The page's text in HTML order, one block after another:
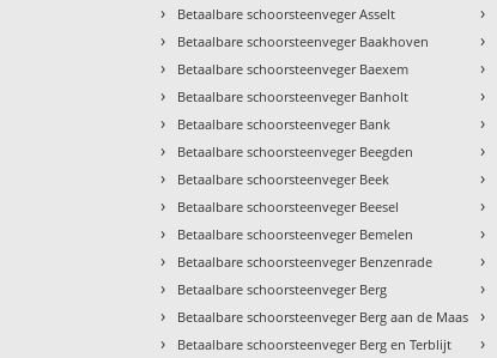
› Betaalbare schoorsteenveger Asselt
› Betaalbare schoorsteenveger Baakhoven
› Betaalbare schoorsteenveger Baexem
› Betaalbare schoorsteenveger Banholt
› Betaalbare schoorsteenveger Bank
› Betaalbare schoorsteenveger Beegden
› Betaalbare schoorsteenveger Beek
› Betaalbare schoorsteenveger Beesel
› Betaalbare schoorsteenveger Bemelen
› Betaalbare schoorsteenveger Benzenrade
› Betaalbare schoorsteenveger Berg
› Betaalbare schoorsteenveger Berg aan de Maas
› Betaalbare schoorsteenveger Berg en Terblijt
›
›
›
›
›
›
›
›
›
›
›
›
›